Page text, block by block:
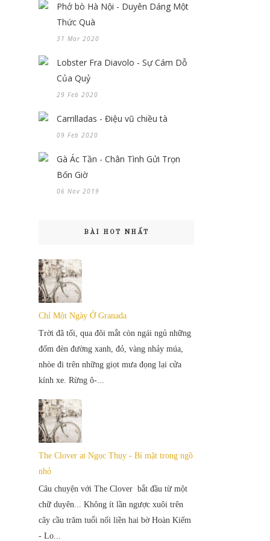
Phở bò Hà Nội - Duyên Dáng Một
Thức Quà
31 Mar 2020
Lobster Fra Diavolo - Sự Cám Dỗ
Của Quỷ
29 Feb 2020
Carrilladas - Điệu vũ chiều tà
09 Feb 2020
Gà Ác Tần - Chân Tình Gửi Trọn
Bốn Giờ
06 Nov 2019
BÀI HOT NHẤT
Chỉ Một Ngày Ở Granada
Trời đã tối, qua đôi mắt còn ngái ngủ những
đốm đèn đường xanh, đỏ, vàng nhảy múa,
nhòe đi trên những giọt mưa đọng lại cửa
kính xe. Rừng ô-...
The Clover at Ngọc Thụy - Bí mật trong ngõ
nhỏ
Câu chuyện với The Clover bắt đầu từ một
chữ duyên... Không ít lần ngược xuôi trên
cây cầu trăm tuổi nối liền hai bờ Hoàn Kiếm
- Lo...